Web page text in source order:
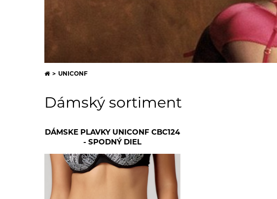
Košielky
UNICONF
Dámský sortiment
DÁMSKE PLAVKY UNICONF CBC124
- SPODNÝ DIEL